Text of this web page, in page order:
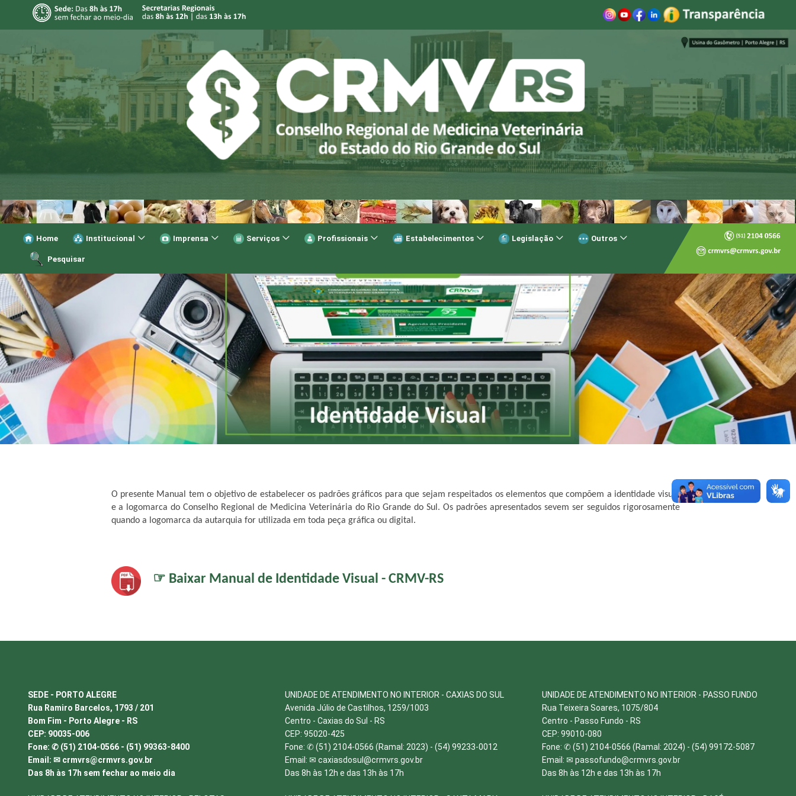
Home Institucional Imprensa Serviços Profissionais Estabelecimentos Legislação Outros
Pesquisar
O presente Manual tem o objetivo de estabelecer os padrões gráficos para que sejam respeitados os elementos que compõem a identidade visual
e a logomarca do Conselho Regional de Medicina Veterinária do Rio Grande do Sul. Os padrões apresentados sevem ser seguidos rigorosamente
quando a logomarca da autarquia for utilizada em toda peça gráfica ou digital.
☞ Baixar Manual de Identidade Visual - CRMV-RS
SEDE - PORTO ALEGRE
Rua Ramiro Barcelos, 1793 / 201
Bom Fim - Porto Alegre - RS
CEP: 90035-006
Fone: ✆ (51) 2104-0566 - (51) 99363-8400
Email: ✉ crmvrs@crmvrs.gov.br
Das 8h às 17h sem fechar ao meio dia
UNIDADE DE ATENDIMENTO NO INTERIOR - CAXIAS DO SUL
Avenida Júlio de Castilhos, 1259/1003
Centro - Caxias do Sul - RS
CEP: 95020-425
Fone: ✆ (51) 2104-0566 (Ramal: 2023) - (54) 99233-0012
Email: ✉caxiasdosul@crmvrs.gov.br
Das 8h às 12h e das 13h às 17h
UNIDADE DE ATENDIMENTO NO INTERIOR - PASSO FUNDO
Rua Teixeira Soares, 1075/804
Centro - Passo Fundo - RS
CEP: 99010-080
Fone: ✆ (51) 2104-0566 (Ramal: 2024) - (54) 99172-5087
Email: ✉passofundo@crmvrs.gov.br
Das 8h às 12h e das 13h às 17h